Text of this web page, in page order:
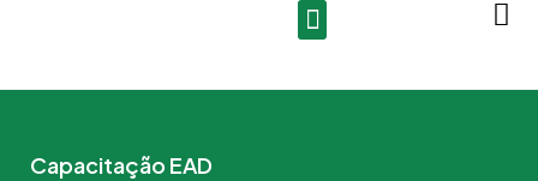
Capacitação EAD